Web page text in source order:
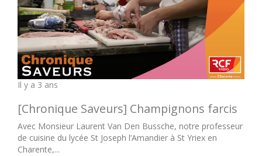
Il y a 3 ans
[Chronique Saveurs] Champignons farcis
Avec Monsieur Laurent Van Den Bussche, notre professeur
de cuisine du lycée St Joseph l’Amandier à St Yriex en
Charente,...